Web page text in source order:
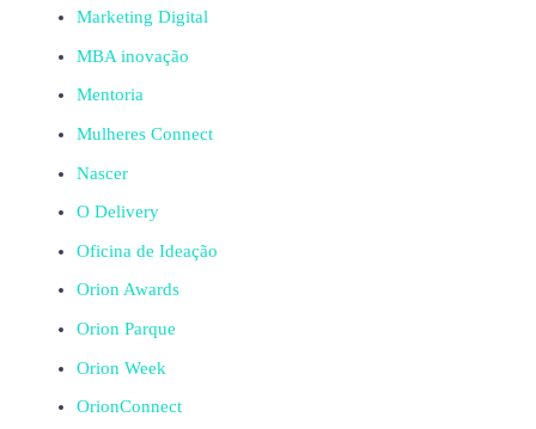
Marketing Digital
MBA inovação
Mentoria
Mulheres Connect
Nascer
O Delivery
Oficina de Ideação
Orion Awards
Orion Parque
Orion Week
OrionConnect